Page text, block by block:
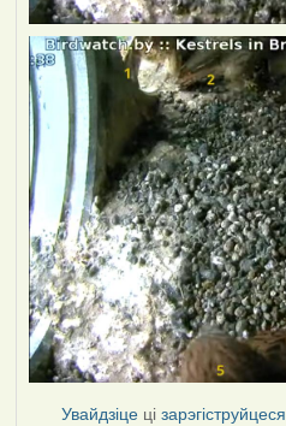
Увайдзіце цізарэгіструйцеся